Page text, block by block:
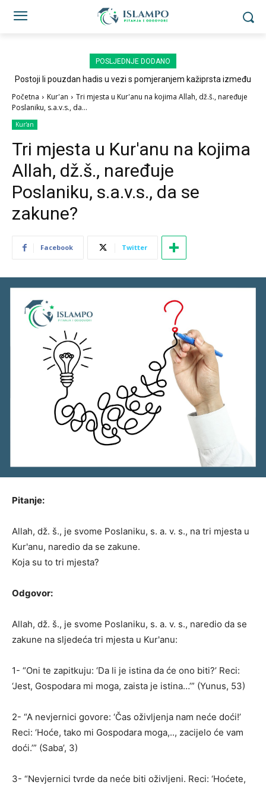
POSLJEDNJE DODANO
Postoji li pouzdan hadis u vezi s pomjeranjem kažiprsta između
Početna Kur'an
Tri mjesta u Kur'anu na kojima Allah, dž.š., naređuje
Poslaniku, s.a.v.s., da...
Kur'an
Tri mjesta u Kur'anu na kojima
Allah, dž.š., naređuje
Poslaniku, s.a.v.s., da se
zakune?
Facebook Twitter
Pitanje:
Allah, dž. š., je svome Poslaniku, s. a. v. s., na tri mjesta u
Kur'anu, naredio da se zakune.
Koja su to tri mjesta?
Odgovor:
Allah, dž. š., je svome Poslaniku, s. a. v. s., naredio da se
zakune na sljedeća tri mjesta u Kur'anu:
1- “Oni te zapitkuju: ‘Da li je istina da će ono biti?’ Reci:
‘Jest, Gospodara mi moga, zaista je istina…’” (Yunus, 53)
2- “A nevjernici govore: ‘Čas oživljenja nam neće doći!’
Reci: ‘Hoće, tako mi Gospodara moga,.., zacijelo će vam
doći.’” (Saba’, 3)
3- “Nevjernici tvrde da neće biti oživljeni. Reci: ‘Hoćete,